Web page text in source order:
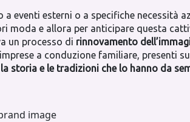
eventi esterni o a specifiche necessità
moda e allora per anticipare questa
un processo di rinnovamento
a conduzione familiare, presenti
storia e le tradizioni che lo hanno da
image